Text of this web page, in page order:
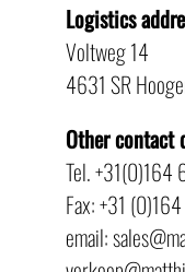
Logistics
Voltweg 14
4631 SR
Other contact
Tel. +31(0)164
Fax: +31
email: